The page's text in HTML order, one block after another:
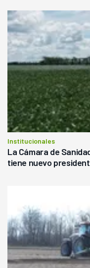
Institucionales
La Cámara de
tiene nuevo